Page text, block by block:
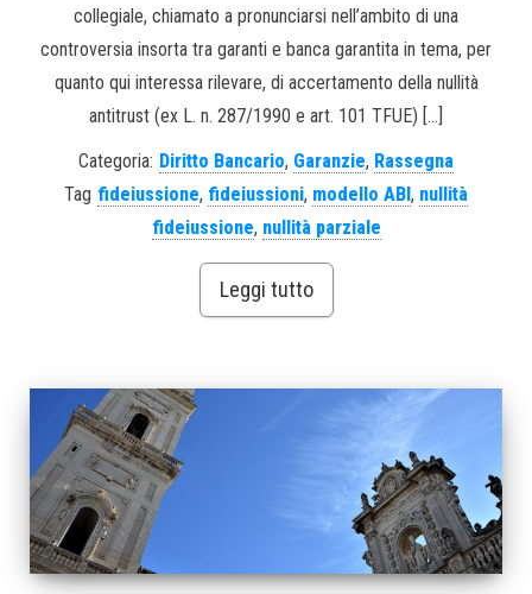
collegiale, chiamato a pronunciarsi nell’ambito di una
controversia insorta tra garanti e banca garantita in tema, per
quanto qui interessa rilevare, di accertamento della nullità
antitrust (ex L. n. 287/1990 e art. 101 TFUE) […]
Categoria: Diritto Bancario, Garanzie, Rassegna
Tag fideiussione, fideiussioni, modello ABI, nullità
fideiussione, nullità parziale
Leggi tutto